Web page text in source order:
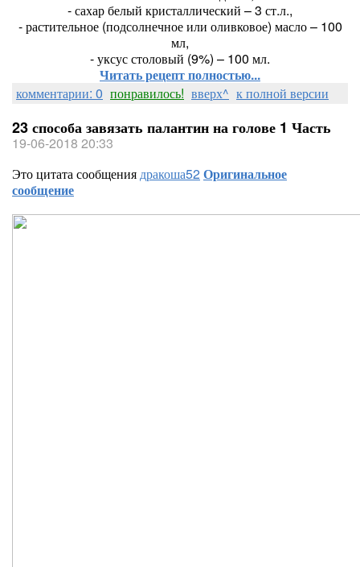
- сахар белый кристаллический – 3 ст.л.,
- растительное (подсолнечное или оливковое) масло – 100
мл,
- уксус столовый (9%) – 100 мл.
Читать рецепт полностью...
комментарии: 0 понравилось! вверх^ к полной версии
23 способа завязать палантин на голове 1 Часть
19-06-2018 20:33
Это цитата сообщениядракоша52Оригинальное
сообщение